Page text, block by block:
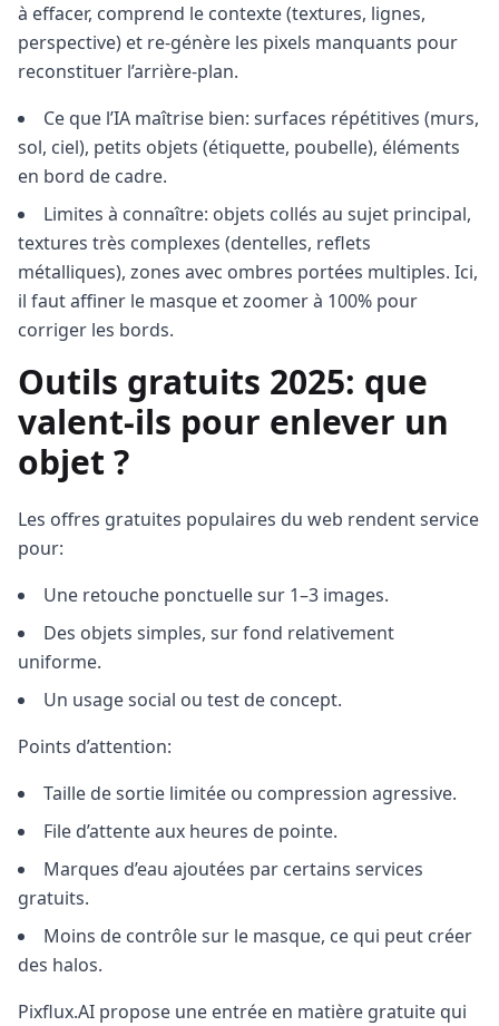
à effacer, comprend le contexte (textures, lignes,
perspective) et re-génère les pixels manquants pour
reconstituer l’arrière-plan.
Ce que l’IA maîtrise bien: surfaces répétitives (murs,
sol, ciel), petits objets (étiquette, poubelle), éléments
en bord de cadre.
Limites à connaître: objets collés au sujet principal,
textures très complexes (dentelles, reflets
métalliques), zones avec ombres portées multiples. Ici,
il faut affiner le masque et zoomer à 100% pour
corriger les bords.
Outils gratuits 2025: que
valent-ils pour enlever un
objet ?
Les offres gratuites populaires du web rendent service
pour:
Une retouche ponctuelle sur 1–3 images.
Des objets simples, sur fond relativement
uniforme.
Un usage social ou test de concept.
Points d’attention:
Taille de sortie limitée ou compression agressive.
File d’attente aux heures de pointe.
Marques d’eau ajoutées par certains services
gratuits.
Moins de contrôle sur le masque, ce qui peut créer
des halos.
Pixflux.AI propose une entrée en matière gratuite qui